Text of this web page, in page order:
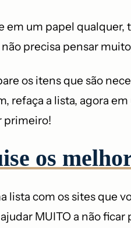
em um papel
precisa pensar
os itens que são
refaça a lista, agora
primeiro!
os
lista com os sites que
MUITO a não